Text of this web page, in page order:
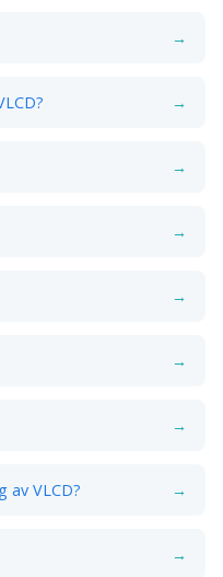
→
→
→
→
→
→
→
av VLCD? →
→